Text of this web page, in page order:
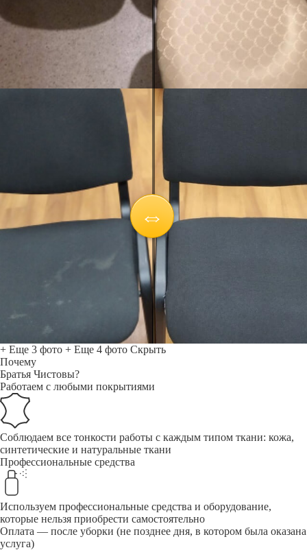
+ Еще 3 фото + Еще 4 фото Скрыть
Почему
Братья Чистовы?
Работаем с любыми покрытиями
Соблюдаем все тонкости работы с каждым типом ткани: кожа,
синтетические и натуральные ткани
Профессиональные средства
Используем профессиональные средства и оборудование,
которые нельзя приобрести самостоятельно
Оплата — после уборки (не позднее дня, в котором была оказана
услуга)